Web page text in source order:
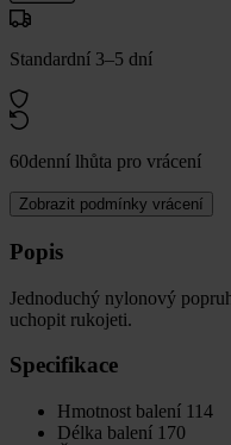
Standardní 3–5 dní
60denní lhůta pro vrácení
Zobrazit podmínky vrácení
Popis
Jednoduchý nylonový
uchopit rukojeti.
Specifikace
Hmotnost balení 114
Délka balení 170